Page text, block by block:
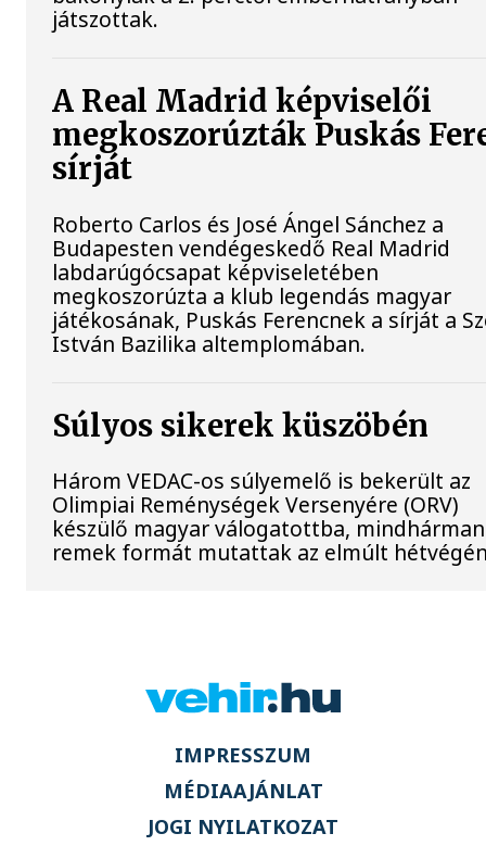
játszottak.
A Real Madrid képviselői
megkoszorúzták Puskás
sírját
Roberto Carlos és José Ángel Sánchez a
Budapesten vendégeskedő Real Madrid
labdarúgócsapat képviseletében
megkoszorúzta a klub legendás magyar
játékosának, Puskás Ferencnek a sírját a
István Bazilika altemplomában.
Súlyos sikerek küszöbén
Három VEDAC-os súlyemelő is bekerült az
Olimpiai Reménységek Versenyére (ORV)
készülő magyar válogatottba, mindhárman
remek formát mutattak az elmúlt
IMPRESSZUM
MÉDIAAJÁNLAT
JOGI NYILATKOZAT